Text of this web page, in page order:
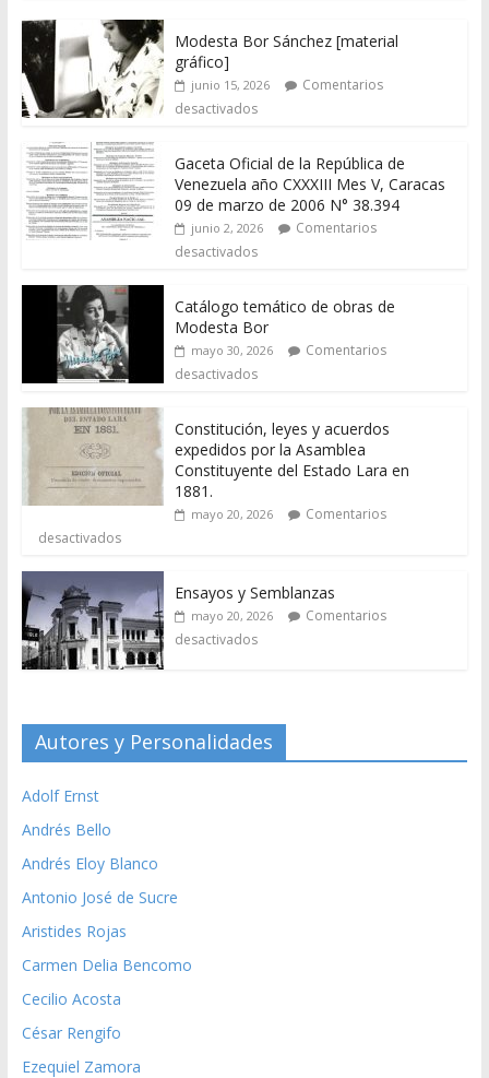
Modesta Bor Sánchez [material
gráfico]
junio 15, 2026
Comentarios
desactivados
Gaceta Oficial de la República de
Venezuela año CXXXIII Mes V, Caracas
09 de marzo de 2006 N° 38.394
junio 2, 2026
Comentarios
desactivados
Catálogo temático de obras de
Modesta Bor
mayo 30, 2026
Comentarios
desactivados
Constitución, leyes y acuerdos
expedidos por la Asamblea
Constituyente del Estado Lara en
1881.
mayo 20, 2026
Comentarios
desactivados
Ensayos y Semblanzas
mayo 20, 2026
Comentarios
desactivados
Autores y Personalidades
Adolf Ernst
Andrés Bello
Andrés Eloy Blanco
Antonio José de Sucre
Aristides Rojas
Carmen Delia Bencomo
Cecilio Acosta
César Rengifo
Ezequiel Zamora